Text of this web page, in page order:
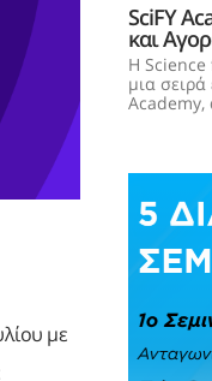
με
SciFY
και
Η Science
μια
Academy,